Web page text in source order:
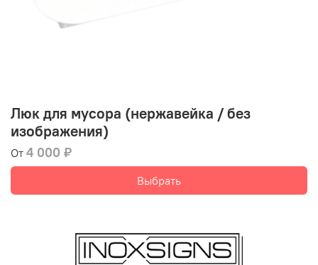
Люк для мусора (нержавейка / без
изображения)
От 4 000 ₽
Выбрать